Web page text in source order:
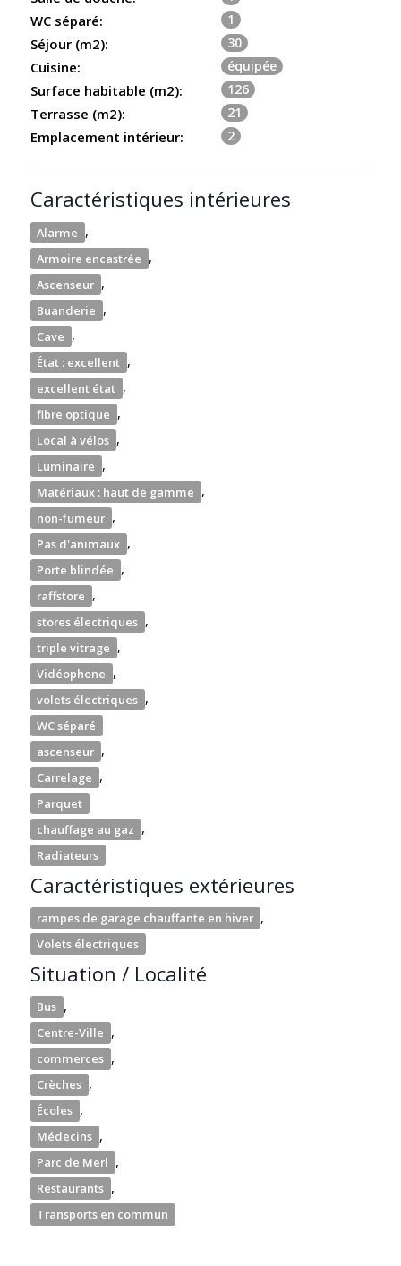
WC séparé: 1
Séjour (m2): 30
Cuisine: équipée
Surface habitable (m2): 126
Terrasse (m2): 21
Emplacement intérieur: 2
Caractéristiques intérieures
Alarme ,
Armoire encastrée ,
Ascenseur ,
Buanderie ,
Cave ,
État : excellent ,
excellent état ,
fibre optique ,
Local à vélos ,
Luminaire ,
Matériaux : haut de gamme ,
non-fumeur ,
Pas d'animaux ,
Porte blindée ,
raffstore ,
stores électriques ,
triple vitrage ,
Vidéophone ,
volets électriques ,
WC séparé
ascenseur ,
Carrelage ,
Parquet
chauffage au gaz ,
Radiateurs
Caractéristiques extérieures
rampes de garage chauffante en hiver ,
Volets électriques
Situation / Localité
Bus ,
Centre-Ville ,
commerces ,
Crèches ,
Écoles ,
Médecins ,
Parc de Merl ,
Restaurants ,
Transports en commun